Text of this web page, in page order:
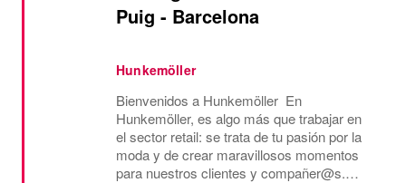
Puig - Barcelona
Hunkemöller
Bienvenidos a Hunkemöller En
Hunkemöller, es algo más que trabajar en
el sector retail: se trata de tu pasión por la
moda y de crear maravillosos momentos
para nuestros clientes y compañer@s.